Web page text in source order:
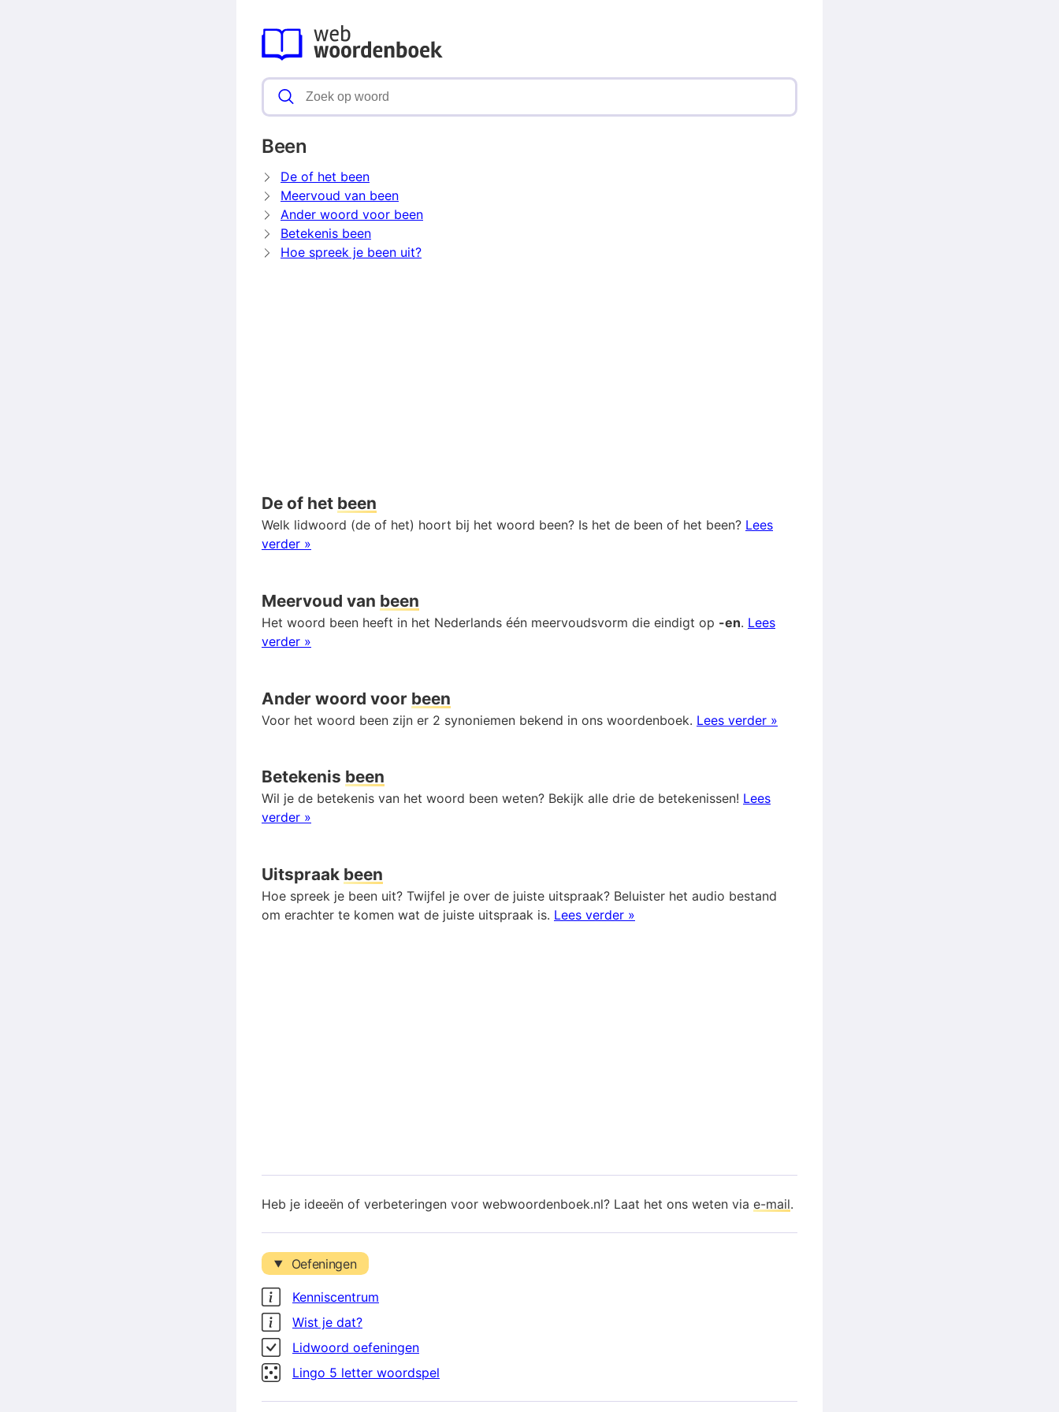
Been
De of het been
Meervoud van been
Ander woord voor been
Betekenis been
Hoe spreek je been uit?
De of het been
Welk lidwoord (de of het) hoort bij het woord been? Is het de been of het been? Lees
verder »
Meervoud van been
Het woord been heeft in het Nederlands één meervoudsvorm die eindigt op -en. Lees
verder »
Ander woord voor been
Voor het woord been zijn er 2 synoniemen bekend in ons woordenboek. Lees verder »
Betekenis been
Wil je de betekenis van het woord been weten? Bekijk alle drie de betekenissen! Lees
verder »
Uitspraak been
Hoe spreek je been uit? Twijfel je over de juiste uitspraak? Beluister het audio bestand
om erachter te komen wat de juiste uitspraak is. Lees verder »
Heb je ideeën of verbeteringen voor webwoordenboek.nl? Laat het ons weten via e-mail.
Oefeningen
Kenniscentrum
Wist je dat?
Lidwoord oefeningen
Lingo 5 letter woordspel